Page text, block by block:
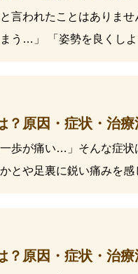
と言われたことはありま
う…」 「姿勢を良くし
？原因・症状・治
一歩が痛い…」そんな症
とや足裏に鋭い痛みを
？原因・症状・治